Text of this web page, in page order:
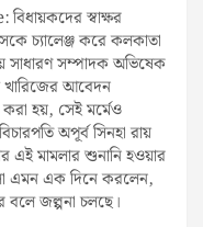
স্বাক্ষর
চ্যালেঞ্জ করে কলকাতা
সাধারণ সম্পাদক অভিষেক
খারিজের আবেদন
করা হয়, সেই মর্মেও
অপূর্ব সিনহা রায়
এই মামলার শুনানি হওয়ার
এমন এক দিনে করলেন,
বলে জল্পনা চলছে।